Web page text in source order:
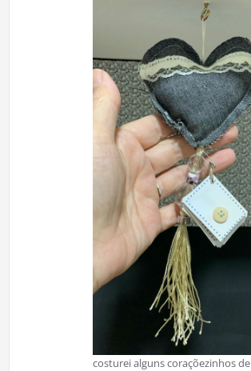
costurei alguns coraçõezinhos de